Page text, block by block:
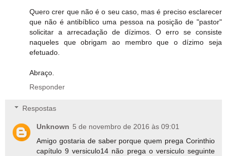
Quero crer que não é o seu caso, mas é preciso esclarecer
que não é antibíblico uma pessoa na posição de "pastor"
solicitar a arrecadação de dízimos. O erro se consiste
naqueles que obrigam ao membro que o dízimo seja
efetuado.
Abraço.
Responder
Respostas
Unknown 5 de novembro de 2016 às 09:01
Amigo gostaria de saber porque quem prega Corinthio
capítulo 9 versiculo14 não prega o versiculo seguinte